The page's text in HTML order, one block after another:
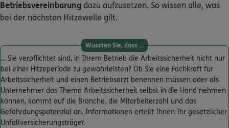
Betriebsvereinbarung dazu aufzusetzen. So wissen alle, was
bei der nächsten Hitzewelle gilt.
Wussten Sie, dass ...
… Sie verpflichtet sind, in Ihrem Betrieb die Arbeitssicherheit nicht nur
bei einer Hitzeperiode zu gewährleisten? Ob Sie eine Fachkraft für
Arbeitssicherheit und einen Betriebsarzt benennen müssen oder als
Unternehmer das Thema Arbeitssicherheit selbst in die Hand nehmen
können, kommt auf die Branche, die Mitarbeiterzahl und das
Gefährdungspotenzial an. Informationen erteilt Ihnen Ihr gesetzlicher
Unfallversicherungsträger.